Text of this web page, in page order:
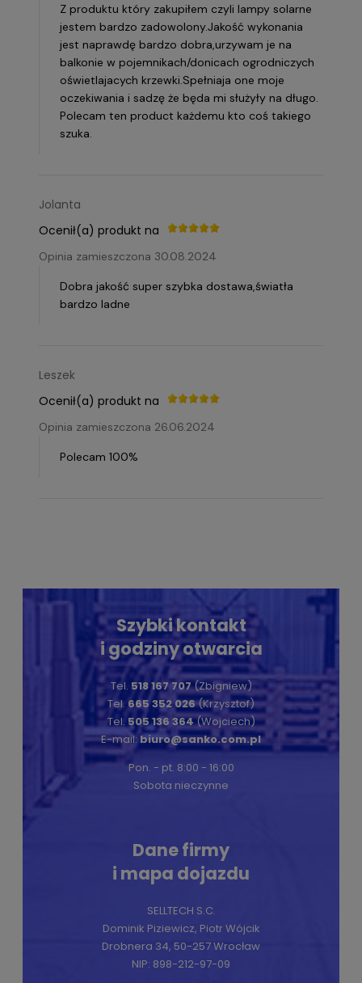
Z produktu który zakupiłem czyli lampy solarne
jestem bardzo zadowolony.Jakość wykonania
jest naprawdę bardzo dobra,urzywam je na
balkonie w pojemnikach/donicach ogrodniczych
oświetlajacych krzewki.Spełniaja one moje
oczekiwania i sadzę że będa mi służyły na długo.
Polecam ten product każdemu kto coś takiego
szuka.
Jolanta
Ocenił(a) produkt na
Opinia zamieszczona 30.08.2024
Dobra jakość super szybka dostawa,światła
bardzo ladne
Leszek
Ocenił(a) produkt na
Opinia zamieszczona 26.06.2024
Polecam 100%
Szybki kontakt
i godziny otwarcia
Tel. 518 167 707(Zbigniew)
Tel. 665 352 026(Krzysztof)
Tel.505 136 364(Wojciech)
E-mail: biuro@sanko.com.pl
Pon. - pt. 8:00 - 16:00
Sobota nieczynne
Dane firmy
i mapa dojazdu
SELLTECH S.C.
Dominik Piziewicz, Piotr Wójcik
Drobnera 34, 50-257 Wrocław
NIP: 898-212-97-09